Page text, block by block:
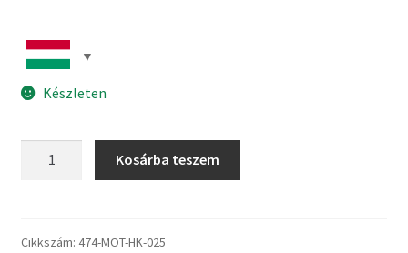
Készleten
+0.25
Kosárba teszem
Cikkszám: 474-MOT-HK-025